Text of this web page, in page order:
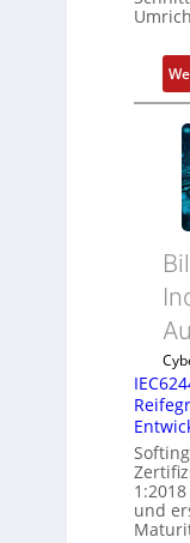
und